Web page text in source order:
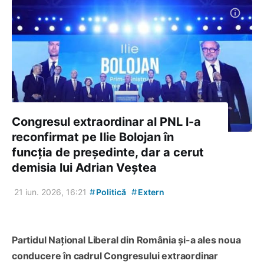
Congresul extraordinar al PNL l-a
reconfirmat pe Ilie Bolojan în
funcția de președinte, dar a cerut
demisia lui Adrian Veștea
21 iun. 2026, 16:21 #Politică #Extern
Partidul Național Liberal din România și-a ales noua
conducere în cadrul Congresului extraordinar